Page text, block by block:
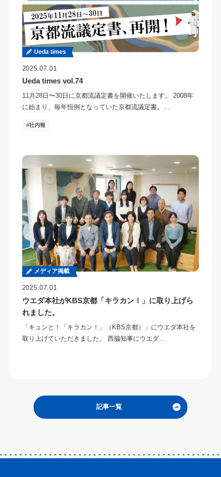
Ueda times
2025.07.01
Ueda times vol.74
11月28日〜30日に京都流議定書を開催いたします。 2008年
に始まり、毎年恒例となっていた京都流議定書。…
社内報
メディア掲載
2025.07.01
ウエダ本社がKBS京都「キラカン！」に取り上げら
れました。
「キュンと！「キラカン！」（KBS京都）」にウエダ本社を
取り上げていただきました。 西脇知事にウエダ…
記事一覧